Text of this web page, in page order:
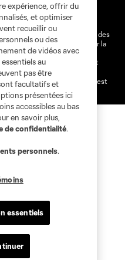
personnelles.
League Soccer et MLS sont des
LLC (“MLS”) protégés par la
équipes de MLS sont des
commun de MLS ou sont
préalable de leurs
noms et logos non-autorisée est
expérience, offrir du
et optimiser
recueillir ou
ou des
de vidéos avec
au
pas être
facultatifs et
présentées ici
accessibles au bas
en savoir plus,
de confidentialité.
personnels.
essentiels